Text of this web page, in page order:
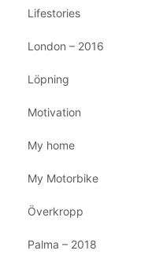
Lifestories
London – 2016
Löpning
Motivation
My home
My Motorbike
Överkropp
Palma – 2018